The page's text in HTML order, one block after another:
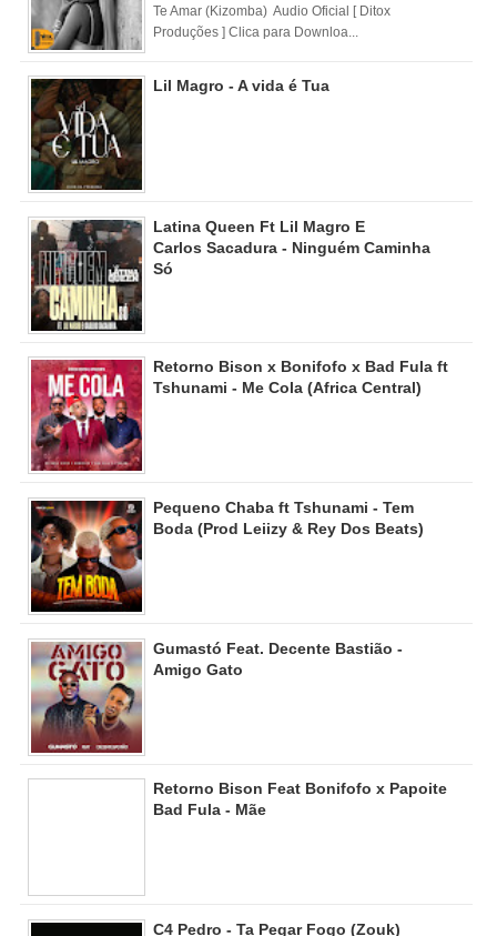
Te Amar (Kizomba) Audio Oficial [ Ditox
Produções ] Clica para Downloa...
Lil Magro - A vida é Tua
Latina Queen Ft Lil Magro E
Carlos Sacadura - Ninguém Caminha
Só
Retorno Bison x Bonifofo x Bad Fula ft
Tshunami - Me Cola (Africa Central)
Pequeno Chaba ft Tshunami - Tem
Boda (Prod Leiizy & Rey Dos Beats)
Gumastó Feat. Decente Bastião -
Amigo Gato
Retorno Bison Feat Bonifofo x Papoite
Bad Fula - Mãe
C4 Pedro - Ta Pegar Fogo (Zouk)